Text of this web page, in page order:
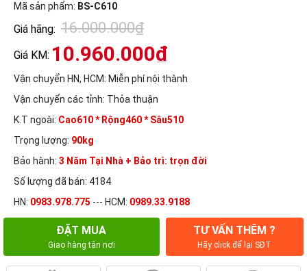
Mã sản phẩm: BS-C610
Giá hãng: 16.000.000₫
Giá KM: 10.960.000₫
Vận chuyển HN, HCM: Miễn phí nội thành
Vận chuyển các tỉnh: Thỏa thuận
K.T ngoài: Cao610 * Rộng460 * Sâu510
Trọng lượng: 90kg
Bảo hành: 3 Năm Tại Nhà + Bảo trì: trọn đời
Số lượng đã bán: 4184
HN: 0983.978.775 --- HCM: 0989.33.9188
ĐẶT MUA
Giao hàng tận nơi
TƯ VẤN THÊM ?
Hãy click để lại SĐT